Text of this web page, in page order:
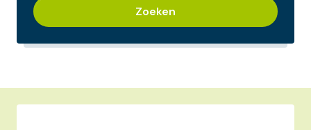
Zoeken